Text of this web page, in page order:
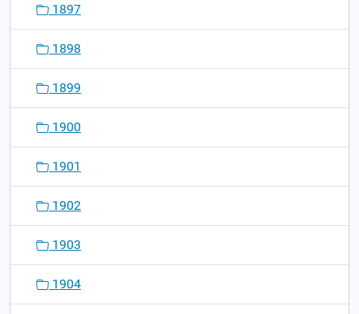
1897
1898
1899
1900
1901
1902
1903
1904